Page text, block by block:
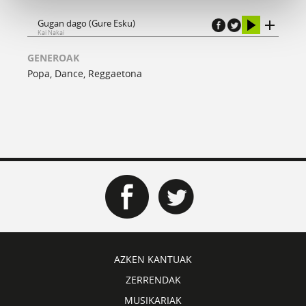
Gugan dago (Gure Esku)
Kai Nakai
GENEROAK
Popa, Dance, Reggaetona
AZKEN KANTUAK
ZERRENDAK
MUSIKARIAK